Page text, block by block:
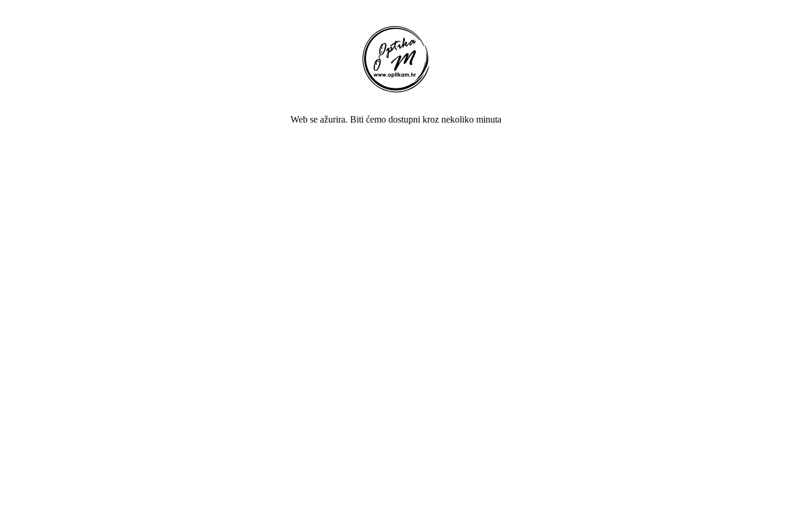
Web se ažurira. Biti ćemo dostupni kroz nekoliko minuta